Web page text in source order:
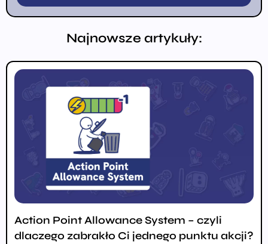
Najnowsze artykuły:
Action Point Allowance System – czyli
dlaczego zabrakło Ci jednego punktu akcji?